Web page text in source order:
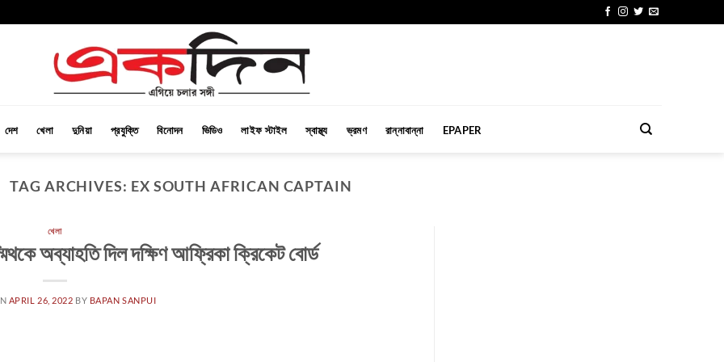
দেশ খেলা দুনিয়া প্রযুক্তি বিনোদন ভিডিও লাইফ স্টাইল স্বাস্থ্য ভ্রমণ রান্নাবান্না EPAPER
TAG ARCHIVES: EX SOUTH AFRICAN CAPTAIN
খেলা
অব্যাহতি দিল দক্ষিণ আফ্রিকা ক্রিকেট বোর্ড
APRIL 26, 2022 BY BAPAN SANPUI